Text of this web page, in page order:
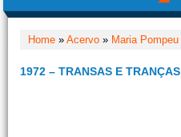
Home » Acervo » Maria Pompeu
1972 – TRANSAS E TRANÇAS